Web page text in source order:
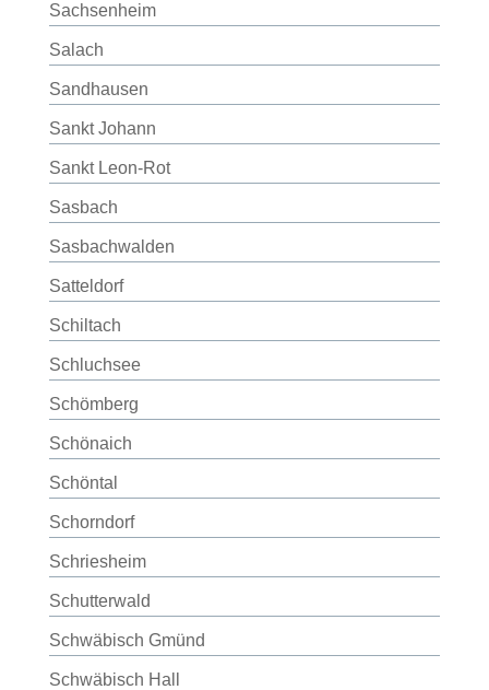
Sachsenheim
Salach
Sandhausen
Sankt Johann
Sankt Leon-Rot
Sasbach
Sasbachwalden
Satteldorf
Schiltach
Schluchsee
Schömberg
Schönaich
Schöntal
Schorndorf
Schriesheim
Schutterwald
Schwäbisch Gmünd
Schwäbisch Hall